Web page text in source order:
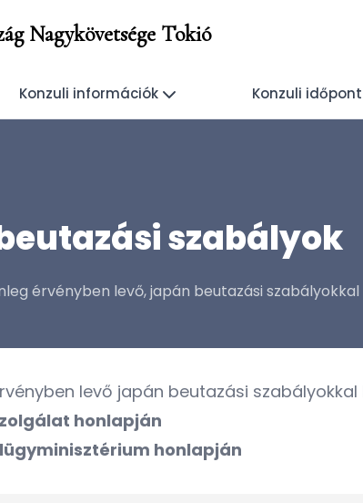
Nagykövetsége Tokió
Konzuli információk Konzuli
szabályok
érvényben levő, japán beutazási
levő japán beutazási
honlapján
honlapján